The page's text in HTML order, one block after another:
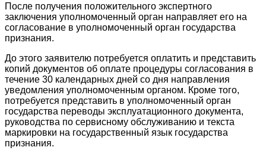
После получения положительного экспертного
заключения уполномоченный орган направляет его на
согласование в уполномоченный орган государства
признания.
До этого заявителю потребуется оплатить и представить
копий документов об оплате процедуры согласования в
течение 30 календарных дней со дня направления
уведомления уполномоченным органом. Кроме того,
потребуется представить в уполномоченный орган
государства переводы эксплуатационного документа,
руководства по сервисному обслуживанию и текста
маркировки на государственный язык государства
признания.